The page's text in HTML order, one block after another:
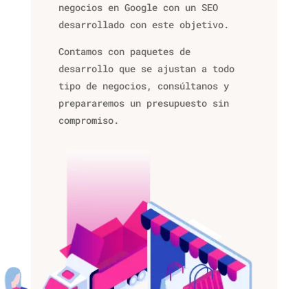
negocios en Google con un SEO
desarrollado con este objetivo.
Contamos con paquetes de
desarrollo que se ajustan a todo
tipo de negocios, consúltanos y
prepararemos un presupuesto sin
compromiso.